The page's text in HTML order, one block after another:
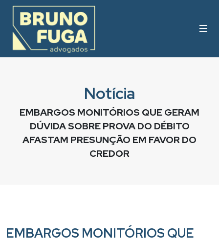
Notícia
EMBARGOS MONITÓRIOS QUE GERAM
DÚVIDA SOBRE PROVA DO DÉBITO
AFASTAM PRESUNÇÃO EM FAVOR DO
CREDOR
EMBARGOS MONITÓRIOS QUE